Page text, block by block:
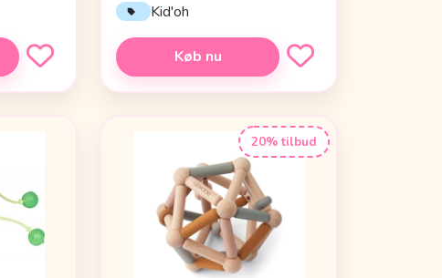
Kid'oh
Køb nu
20% tilbud